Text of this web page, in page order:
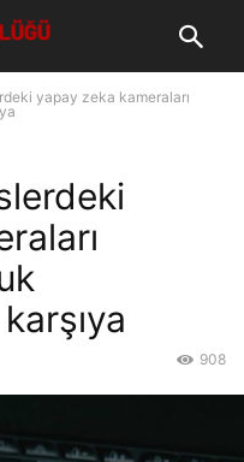
yapay zeka kameraları
908